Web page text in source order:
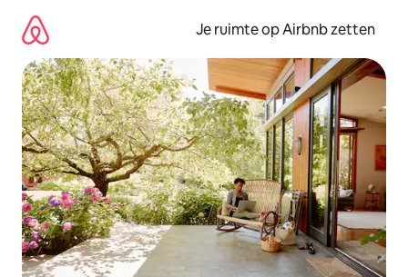
direct
naar
inhoud
Je ruimte op Airbnb zetten